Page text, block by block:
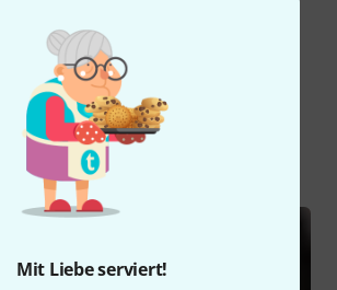
Mit Liebe serviert!
Schon gewusst?
Ratgeber Downloads